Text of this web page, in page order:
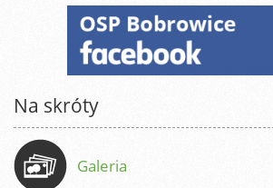
Na skróty
Galeria